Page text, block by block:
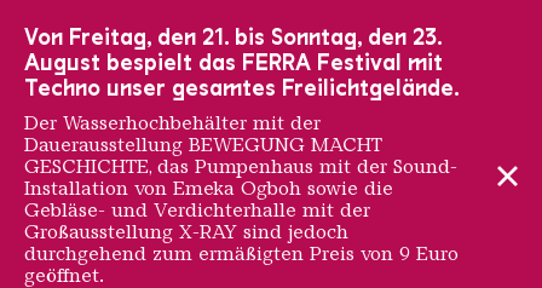
Von Freitag, den 21. bis Sonntag, den 23.
August bespielt das FERRA Festival mit
Techno unser gesamtes Freilichtgelände.
Der Wasserhochbehälter mit der
Dauerausstellung BEWEGUNG MACHT
GESCHICHTE, das Pumpenhaus mit der Sound-
Installation von Emeka Ogboh sowie die
Gebläse- und Verdichterhalle mit der
Großausstellung X-RAY sind jedoch
durchgehend zum ermäßigten Preis von 9 Euro
geöffnet.